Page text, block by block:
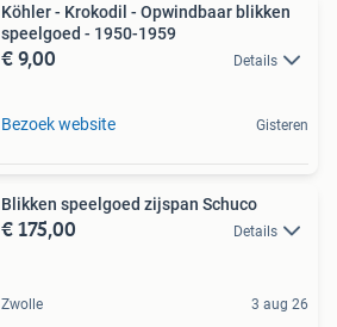
Köhler - Krokodil - Opwindbaar blikken
speelgoed - 1950-1959
€ 9,00 Details
Bezoek website Gisteren
Blikken speelgoed zijspan Schuco
€ 175,00 Details
Zwolle 3 aug 26